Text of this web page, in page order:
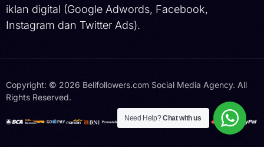
iklan digital (Google Adwords, Facebook,
Instagram dan Twitter Ads).
Copyright: © 2026 Belifollowers.com Social Media Agency. All
Rights Reserved.
Hubungi Kami
Need Help?Chat with us